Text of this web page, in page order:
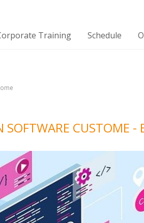
Training Schedule
SOFTWARE CUSTOME -